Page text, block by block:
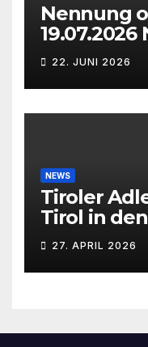
Nennung
19.07.2026
Lauf VG +
22. JUNI 2026
NEWS
Tiroler
Tirol in
Innsbruck
27. APRIL 2026